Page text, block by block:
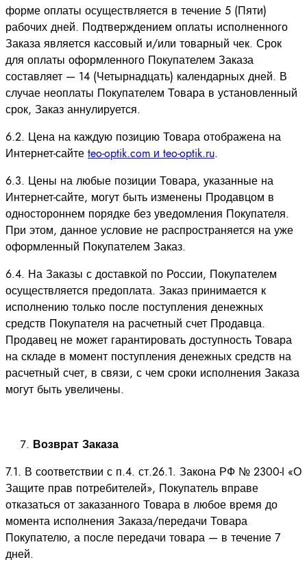
форме оплаты осуществляется в течение 5 (Пяти)
рабочих дней. Подтверждением оплаты исполненного
Заказа является кассовый и/или товарный чек. Срок
для оплаты оформленного Покупателем Заказа
составляет — 14 (Четырнадцать) календарных дней. В
случае неоплаты Покупателем Товара в установленный
срок, Заказ аннулируется.
6.2. Цена на каждую позицию Товара отображена на
Интернет-сайте teo-optik.com и teo-optik.ru.
6.3. Цены на любые позиции Товара, указанные на
Интернет-сайте, могут быть изменены Продавцом в
одностороннем порядке без уведомления Покупателя.
При этом, данное условие не распространяется на уже
оформленный Покупателем Заказ.
6.4. На Заказы с доставкой по России, Покупателем
осуществляется предоплата. Заказ принимается к
исполнению только после поступления денежных
средств Покупателя на расчетный счет Продавца.
Продавец не может гарантировать доступность Товара
на складе в момент поступления денежных средств на
расчетный счет, в связи, с чем сроки исполнения Заказа
могут быть увеличены.
Возврат Заказа
7.1. В соответствии с п.4. ст.26.1. Закона РФ № 2300-I «О
Защите прав потребителей», Покупатель вправе
отказаться от заказанного Товара в любое время до
момента исполнения Заказа/передачи Товара
Покупателю, а после передачи товара — в течение 7
дней.